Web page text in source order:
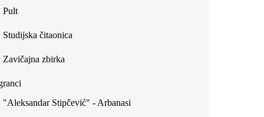
Pult
Studijska čitaonica
Zavičajna zbirka
"Aleksandar Stipčević" - Arbanasi